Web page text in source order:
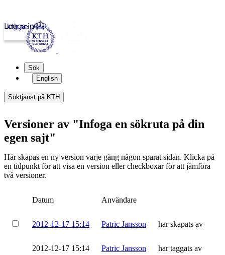
kth.se
Logga in
Sök
English
Söktjänst på KTH
Versioner av "Infoga en sökruta på din
egen sajt"
Här skapas en ny version varje gång någon sparat sidan. Klicka på
en tidpunkt för att visa en version eller checkboxar för att jämföra
två versioner.
Datum Användare
2012-12-17 15:14 Patric Jansson har skapats av
2012-12-17 15:14 Patric Jansson har taggats av